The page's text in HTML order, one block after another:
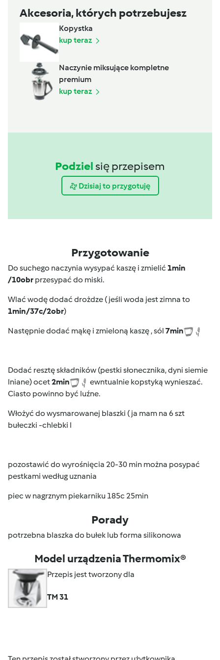
Akcesoria, których potrzebujesz
Kopystka
kup teraz
Naczynie miksujące kompletne
premium
kup teraz
Podziel się przepisem
Dzisiaj to przygotuję
Przygotowanie
Do suchego naczynia wysypać kaszę i zmielić 1min
/10obr przesypać do miski.
Wlać wodę dodać drożdze ( jeśli woda jest zimna to
1min/37c/2obr)
Następnie dodać mąkę i zmieloną kaszę , sól 7min
Dodać resztę składników (pestki słonecznika, dyni siemie
lniane) ocet2min
ewntualnie kopstyką wynieszać.
Ciasto powinno być luźne.
Włożyć do wysmarowanej blaszki ( ja mam na 6 szt
bułeczki -chlebki l
pozostawić do wyrośnięcia 20-30 min można posypać
pestkami według uznania
piec w nagrznym piekarniku 185c 25min
Porady
potrzebna blaszka do bułek lub forma silikonowa
Model urządzenia Thermomix®
Przepis jest tworzony dla
TM 31